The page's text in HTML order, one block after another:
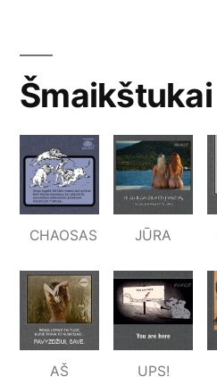
Šmaikštukai
CHAOSAS JŪRA
AŠ UPS!